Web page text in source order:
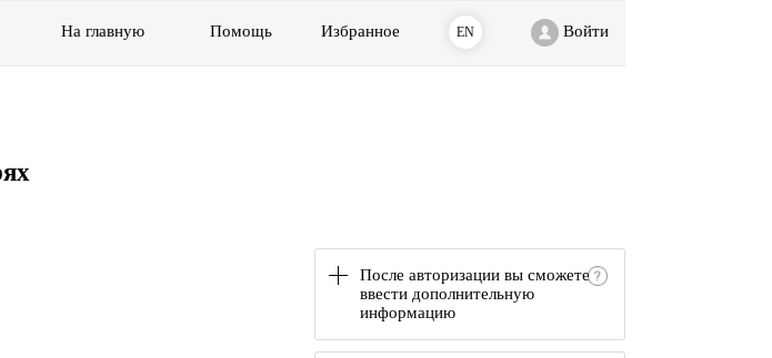
На главную Помощь Избранное EN Войти
После авторизации вы сможете
ввести дополнительную
информацию